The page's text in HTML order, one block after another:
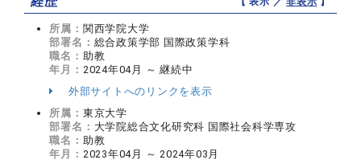
所属： 関西学院大学
部署名： 総合政策学部 国際政策学科
職名： 助教
年月： 2024年04月 ～ 継続中
外部サイトへのリンクを表示
所属： 東京大学
部署名： 大学院総合文化研究科 国際社会科学専攻
職名： 助教
年月： 2023年04月 ～ 2024年03月